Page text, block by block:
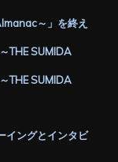
～」を終え
THE SUMIDA
THE SUMIDA
イングとインタビ